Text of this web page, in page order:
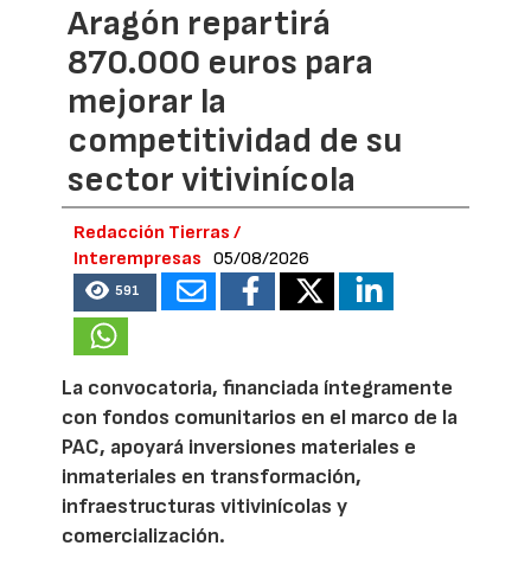
Aragón repartirá
870.000 euros para
mejorar la
competitividad de su
sector vitivinícola
Redacción Tierras /
Interempresas
05/08/2026
591
La convocatoria, financiada íntegramente
con fondos comunitarios en el marco de la
PAC, apoyará inversiones materiales e
inmateriales en transformación,
infraestructuras vitivinícolas y
comercialización.